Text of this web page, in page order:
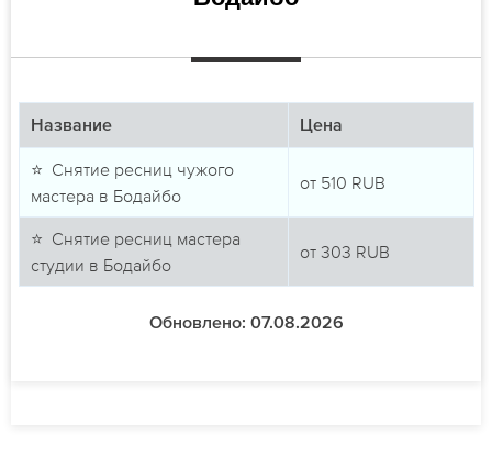
Название Цена
⭐ Снятие ресниц чужого
мастера в Бодайбо
от 510 RUB
⭐ Снятие ресниц мастера
студии в Бодайбо
от 303 RUB
Обновлено: 07.08.2026